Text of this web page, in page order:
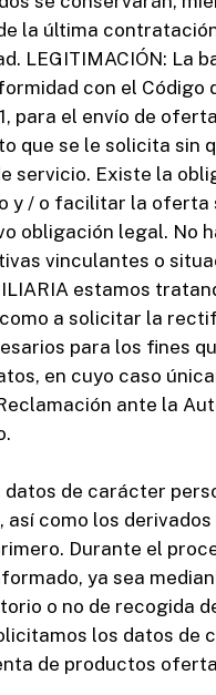
la última
LEGITIMACIÓN:
con el
para el envío de
que se le solicita
servicio. Existe la
y / o facilitar la
obligación legal.
vinculantes o
estamos
a solicitar la
para los fines
en cuyo caso
ante la
de carácter
como los
Durante el
ya sea
o no de recogida
los datos
de productos